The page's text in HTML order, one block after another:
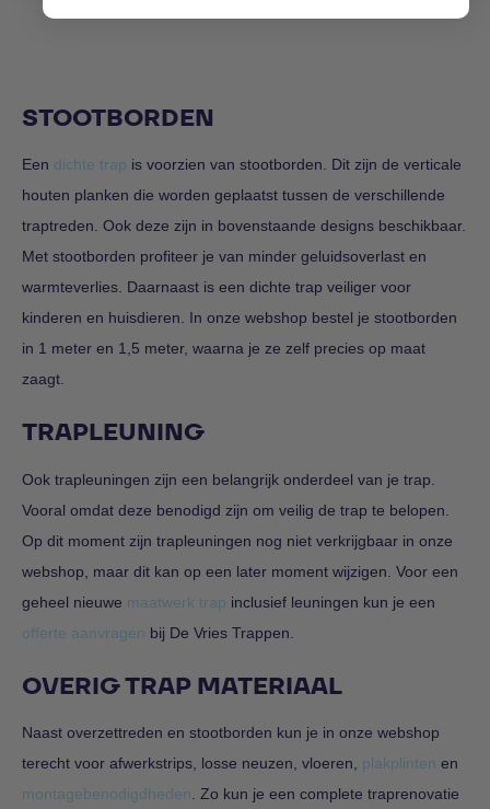
STOOTBORDEN
Een dichte trap is voorzien van stootborden. Dit zijn de verticale
houten planken die worden geplaatst tussen de verschillende
traptreden. Ook deze zijn in bovenstaande designs beschikbaar.
Met stootborden profiteer je van minder geluidsoverlast en
warmteverlies. Daarnaast is een dichte trap veiliger voor
kinderen en huisdieren. In onze webshop bestel je stootborden
in 1 meter en 1,5 meter, waarna je ze zelf precies op maat
zaagt.
TRAPLEUNING
Ook trapleuningen zijn een belangrijk onderdeel van je trap.
Vooral omdat deze benodigd zijn om veilig de trap te belopen.
Op dit moment zijn trapleuningen nog niet verkrijgbaar in onze
webshop, maar dit kan op een later moment wijzigen. Voor een
geheel nieuwe maatwerk trap inclusief leuningen kun je een
offerte aanvragen bij De Vries Trappen.
OVERIG TRAP MATERIAAL
Naast overzettreden en stootborden kun je in onze webshop
terecht voor afwerkstrips, losse neuzen, vloeren, plakplinten en
montagebenodigdheden. Zo kun je een complete traprenovatie